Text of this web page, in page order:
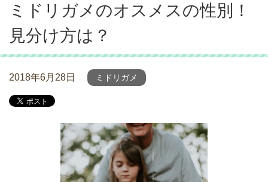
ミドリガメのオスメスの性別！
見分け方は？
2018年6月28日 ミドリガメ